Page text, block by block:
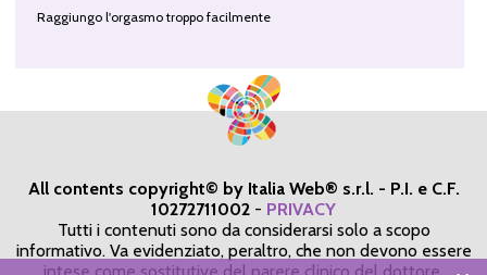
Raggiungo l'orgasmo troppo facilmente
All contents copyright© by Italia Web® s.r.l. - P.I. e C.F.
10272711002 - PRIVACY
Tutti i contenuti sono da considerarsi solo a scopo
informativo. Va evidenziato, peraltro, che non devono essere